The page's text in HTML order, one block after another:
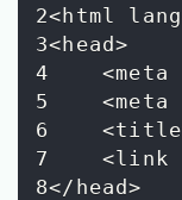
2<html
3<head>
4    <meta
5    <meta
6    <title>
7    <link
8</head>